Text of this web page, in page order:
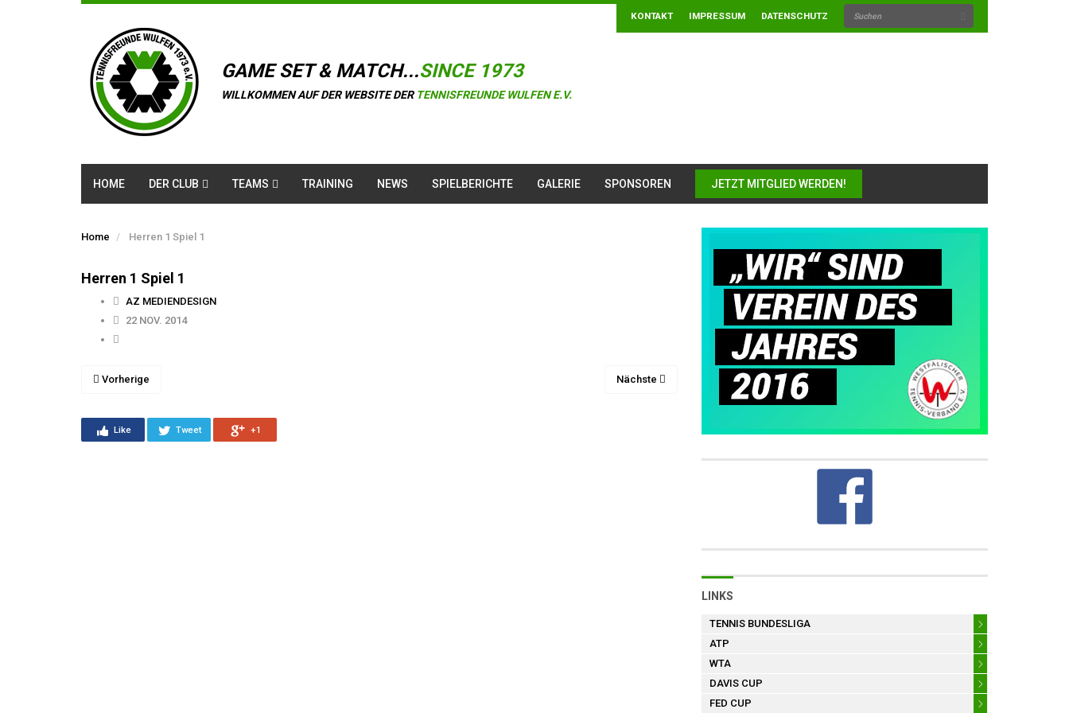
KONTAKT IMPRESSUM DATENSCHUTZ
GAME SET & MATCH...SINCE 1973
WILLKOMMEN AUF DER WEBSITE DER TENNISFREUNDE WULFEN E.V.
HOME DER CLUB TEAMS TRAINING NEWS SPIELBERICHTE GALERIE SPONSOREN JETZT MITGLIED WERDEN!
Home Herren 1 Spiel 1
Herren 1 Spiel 1
AZ MEDIENDESIGN
22 NOV. 2014
Vorherige Nächste
Like Tweet +1
LINKS
TENNIS BUNDESLIGA
ATP
WTA
DAVIS CUP
FED CUP